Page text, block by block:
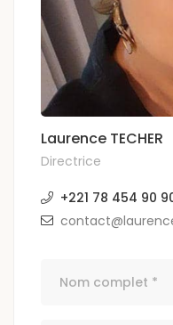
Laurence TECHER
Directrice
+221 78 454 90